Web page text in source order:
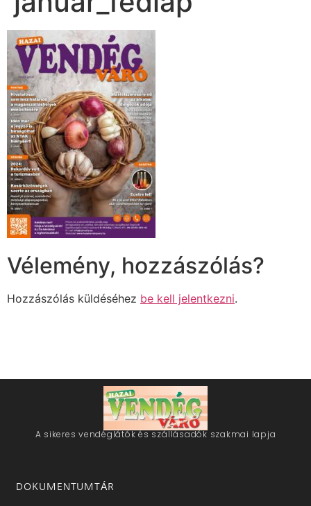
Vélemény, hozzászólás?
Hozzászólás küldéséhez be kell jelentkezni.
A sikeres vendéglátók és szállásadók szakmai lapja
DOKUMENTUMTÁR